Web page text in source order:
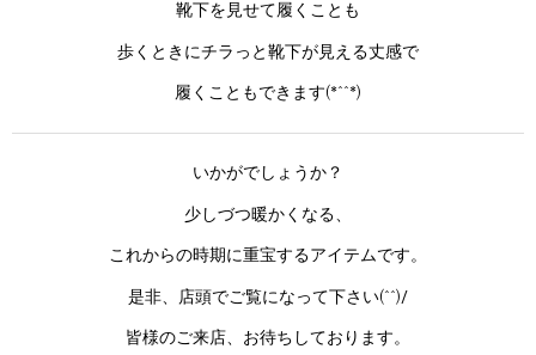
靴下を見せて履くことも
歩くときにチラっと靴下が見える丈感で
履くこともできます(*^^*)
いかがでしょうか？
少しづつ暖かくなる、
これからの時期に重宝するアイテムです。
是非、店頭でご覧になって下さい(^^)/
皆様のご来店、お待ちしております。